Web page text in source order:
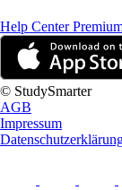
Help Center
© StudySmarter
AGB
Impressum